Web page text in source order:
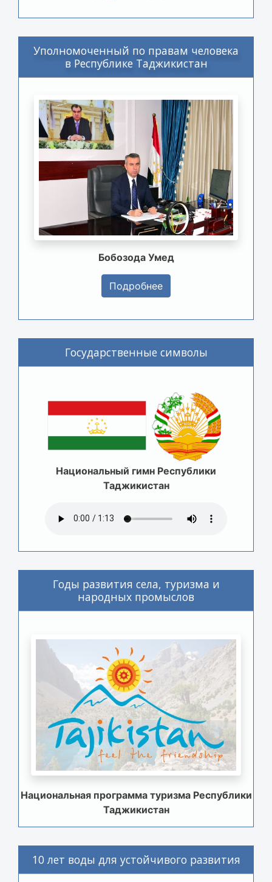
Уполномоченный по правам человека
в Республике Таджикистан
Бобозода Умед
Подробнее
Государственные символы
Национальный гимн Республики
Таджикистан
Годы развития села, туризма и
народных промыслов
Национальная программа туризма Республики
Таджикистан
10 лет воды для устойчивого развития